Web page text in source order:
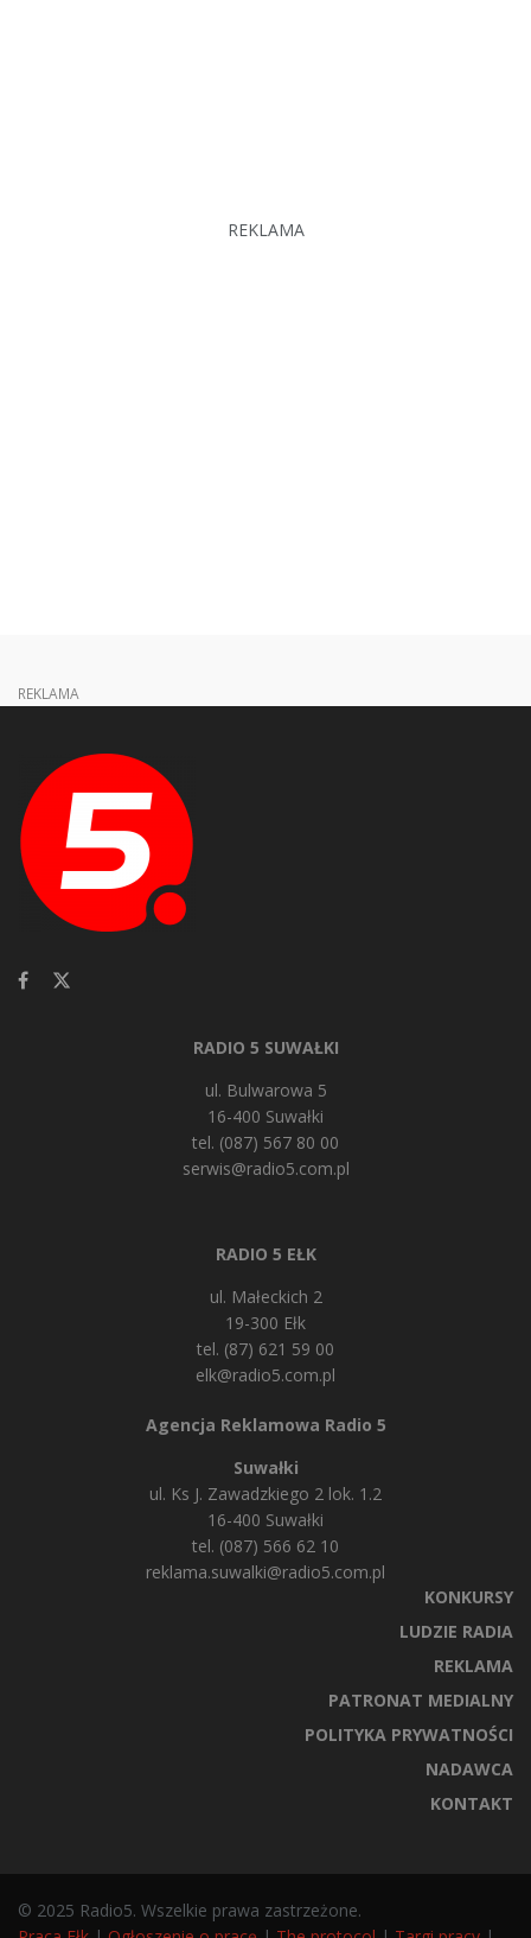
REKLAMA
REKLAMA
RADIO 5 SUWAŁKI
ul. Bulwarowa 5
16-400 Suwałki
tel. (087) 567 80 00
serwis@radio5.com.pl
RADIO 5 EŁK
ul. Małeckich 2
19-300 Ełk
tel. (87) 621 59 00
elk@radio5.com.pl
Agencja Reklamowa Radio 5
Suwałki
ul. Ks J. Zawadzkiego 2 lok. 1.2
16-400 Suwałki
tel. (087) 566 62 10
reklama.suwalki@radio5.com.pl
KONKURSY
LUDZIE RADIA
REKLAMA
PATRONAT MEDIALNY
POLITYKA PRYWATNOŚCI
NADAWCA
KONTAKT
© 2025 Radio5. Wszelkie prawa zastrzeżone.